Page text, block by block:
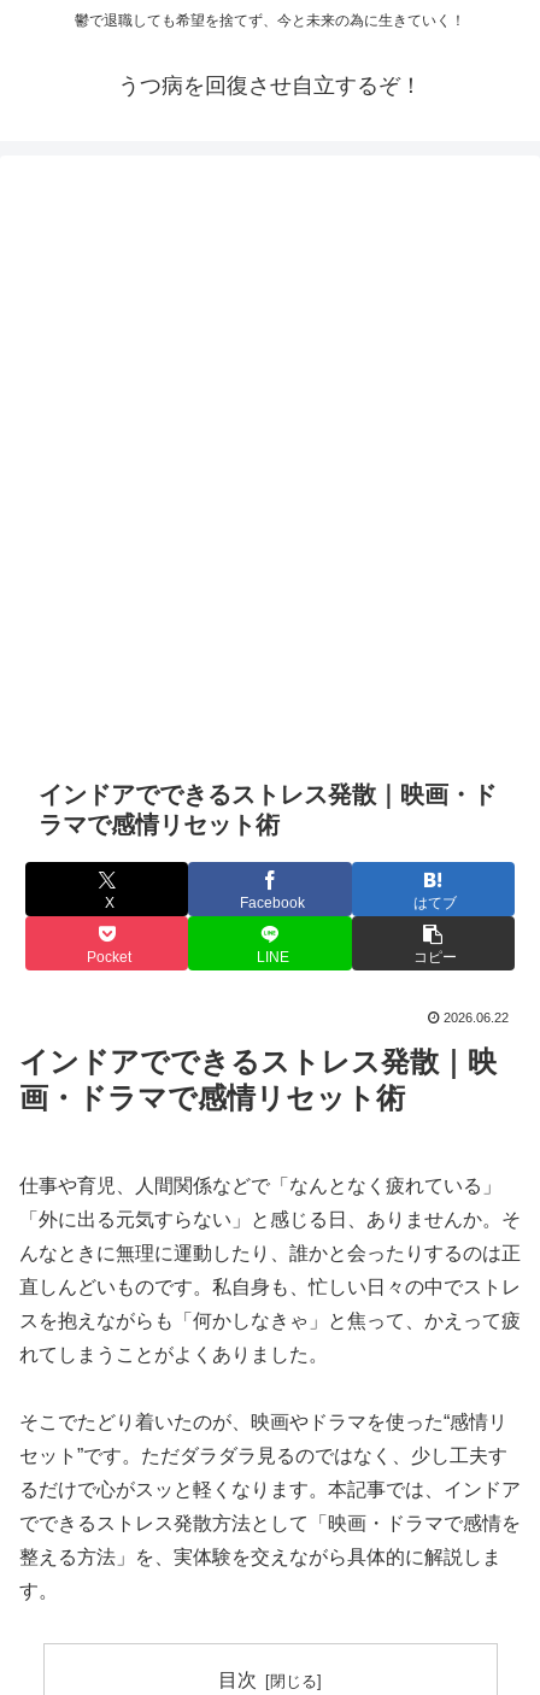
鬱で退職しても希望を捨てず、今と未来の為に生きていく！
うつ病を回復させ自立するぞ！
インドアでできるストレス発散｜映画・ド
ラマで感情リセット術
X Facebook はてブ
Pocket LINE コピー
2026.06.22
インドアでできるストレス発散｜映
画・ドラマで感情リセット術
仕事や育児、人間関係などで「なんとなく疲れている」
「外に出る元気すらない」と感じる日、ありませんか。そ
んなときに無理に運動したり、誰かと会ったりするのは正
直しんどいものです。私自身も、忙しい日々の中でストレ
スを抱えながらも「何かしなきゃ」と焦って、かえって疲
れてしまうことがよくありました。
そこでたどり着いたのが、映画やドラマを使った“感情リ
セット”です。ただダラダラ見るのではなく、少し工夫す
るだけで心がスッと軽くなります。本記事では、インドア
でできるストレス発散方法として「映画・ドラマで感情を
整える方法」を、実体験を交えながら具体的に解説しま
す。
目次